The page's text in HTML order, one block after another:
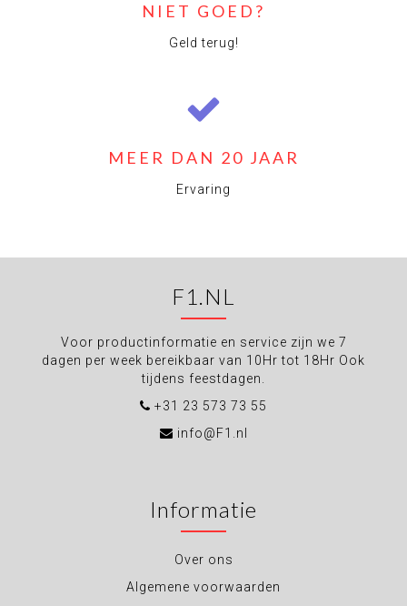
NIET GOED?
Geld terug!
MEER DAN 20 JAAR
Ervaring
F1.NL
Voor productinformatie en service zijn we 7
dagen per week bereikbaar van 10Hr tot 18Hr Ook
tijdens feestdagen.
+31 23 573 73 55
info@F1.nl
Informatie
Over ons
Algemene voorwaarden